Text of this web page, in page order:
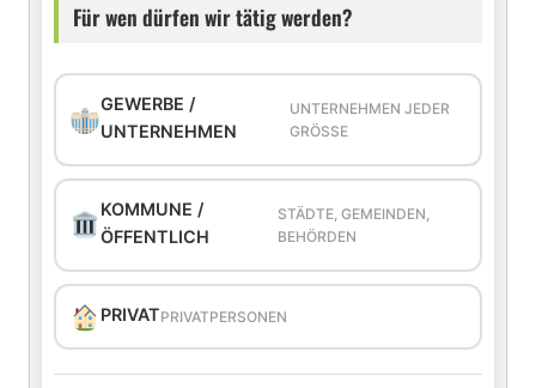
Für wen dürfen wir tätig werden?
GEWERBE /
UNTERNEHMEN
UNTERNEHMEN JEDER
GRÖSSE
KOMMUNE /
ÖFFENTLICH
STÄDTE, GEMEINDEN,
BEHÖRDEN
PRIVATPRIVATPERSONEN